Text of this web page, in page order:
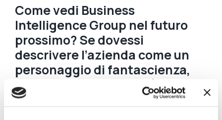
Come vedi Business
Intelligence Group nel futuro
prossimo? Se dovessi
descrivere l’azienda come un
personaggio di fantascienza,
quale sarebbe e perché? E
quale sarebbe la sua avventura